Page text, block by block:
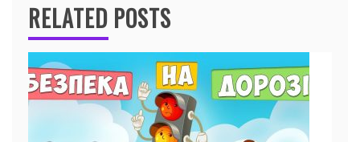
RELATED POSTS